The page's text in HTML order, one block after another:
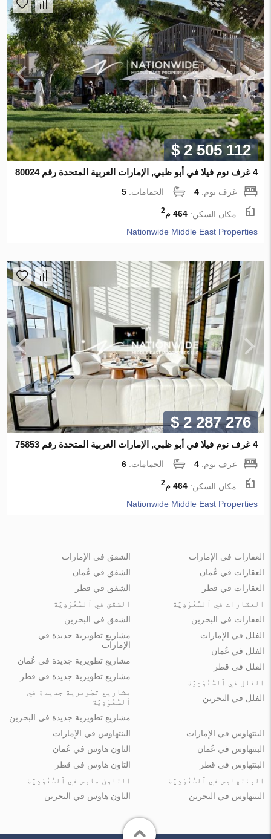
$ 2 505 112
4 غرف نوم فيلا في أبو ظبي, الإمارات العربية المتحدة رقم 80024
غرف نوم:4 الحمامات:5
مكان السكن:464 م 2
Nationwide Middle East Properties
$ 2 287 276
4 غرف نوم فيلا في أبو ظبي, الإمارات العربية المتحدة رقم 75853
غرف نوم:4 الحمامات:6
مكان السكن:464 م 2
Nationwide Middle East Properties
العقارات في الإمارات
العقارات في عُمان
العقارات في قطر
العقارات في ٱلسُّعُوْدِيَّة
العقارات في البحرين
الشقق في الإمارات
الشقق في عُمان
الشقق في قطر
الشقق في ٱلسُّعُوْدِيَّة
الشقق في البحرين
الفلل في الإمارات
الفلل في عُمان
الفلل في قطر
الفلل في ٱلسُّعُوْدِيَّة
الفلل في البحرين
مشاريع تطويرية جديدة في
الإمارات
مشاريع تطويرية جديدة في عُمان
مشاريع تطويرية جديدة في قطر
مشاريع تطويرية جديدة في
ٱلسُّعُوْدِيَّة
مشاريع تطويرية جديدة في البحرين
البنتهاوس في الإمارات
البنتهاوس في عُمان
البنتهاوس في قطر
البنتهاوس في ٱلسُّعُوْدِيَّة
البنتهاوس في البحرين
البنتهاوس في الإمارات
التاون هاوس في عُمان
التاون هاوس في قطر
التاون هاوس في ٱلسُّعُوْدِيَّة
التاون هاوس في البحرين